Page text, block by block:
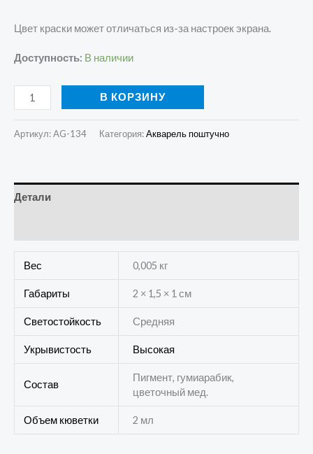
Цвет краски может отличаться из-за настроек экрана.
Доступность: В наличии
В КОРЗИНУ
Артикул:AG-134 Категория:Акварель поштучно
Детали
Вес 0,005 кг
Габариты 2 × 1,5 × 1 см
Светостойкость Средняя
Укрывистость Высокая
Состав
Пигмент, гумиарабик,
цветочный мед.
Объем кюветки 2 мл